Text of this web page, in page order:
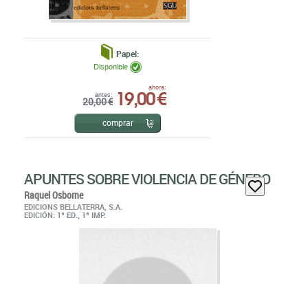
Papel:
antes:
20,00 €
ahora:
19,00 €
Disponible
comprar
APUNTES SOBRE VIOLENCIA DE GÉNERO
Raquel Osborne
EDICIONS BELLATERRA, S.A.
EDICIÓN: 1ª ED., 1ª IMP.